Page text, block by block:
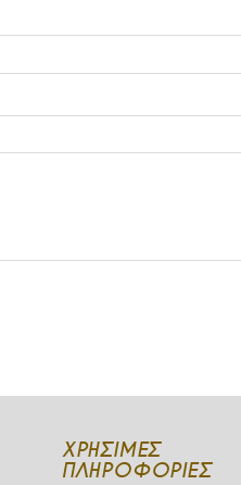
ΧΡΉΣΙΜΕΣ
ΠΛΗΡΟΦΟΡΊΕΣ